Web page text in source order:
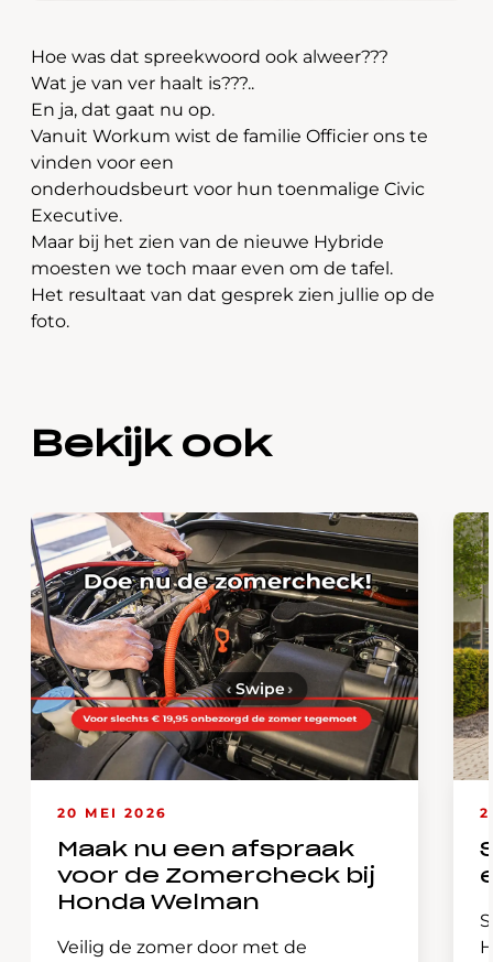
Hoe was dat spreekwoord ook alweer???
Wat je van ver haalt is???..
En ja, dat gaat nu op.
Vanuit Workum wist de familie Officier ons te
vinden voor een
onderhoudsbeurt voor hun toenmalige Civic
Executive.
Maar bij het zien van de nieuwe Hybride
moesten we toch maar even om de tafel.
Het resultaat van dat gesprek zien jullie op de
foto.
Bekijk ook
20 MEI 2026
Maak nu een afspraak
voor de Zomercheck bij
Honda Welman
Veilig de zomer door met de
‹ Swipe›